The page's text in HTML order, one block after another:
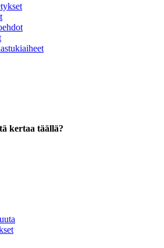
kertaa täällä?